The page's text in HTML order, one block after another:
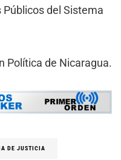
Públicos del Sistema
Política de Nicaragua.
DE JUSTICIA